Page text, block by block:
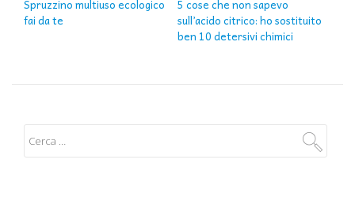
Spruzzino multiuso ecologico
fai da te
5 cose che non sapevo
sull’acido citrico: ho sostituito
ben 10 detersivi chimici